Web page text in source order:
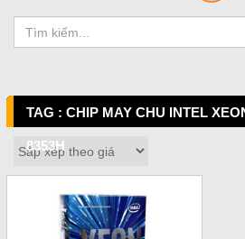
TAG : CHIP MAY CHU INTEL
8353H